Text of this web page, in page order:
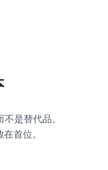
是替代品。
首位。